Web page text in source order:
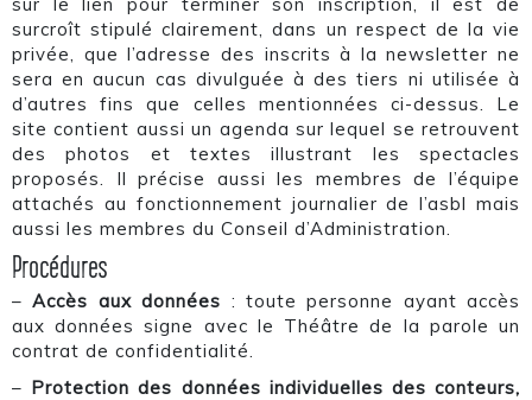
surcroît stipulé clairement, dans un respect de la vie
privée, que l’adresse des inscrits à la newsletter ne
sera en aucun cas divulguée à des tiers ni utilisée à
d’autres fins que celles mentionnées ci-dessus. Le
site contient aussi un agenda sur lequel se retrouvent
des photos et textes illustrant les spectacles
proposés. Il précise aussi les membres de l’équipe
attachés au fonctionnement journalier de l’asbl mais
aussi les membres du Conseil d’Administration.
Procédures
–Accès aux données : toute personne ayant accès
aux données signe avec le Théâtre de la parole un
contrat de confidentialité.
– Protection des données individuelles des conteurs,